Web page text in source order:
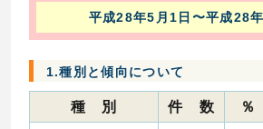
平成28年5月1日〜平成28
1.種別と傾向について
種 別 件 数
％